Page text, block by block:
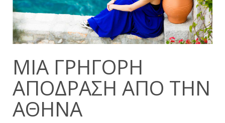
ΜΙΑ ΓΡΉΓΟΡΗ
ΑΠΌΔΡΑΣΗ ΑΠΌ ΤΗΝ
ΑΘΉΝΑ